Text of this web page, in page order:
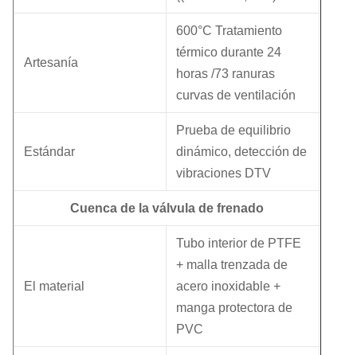
Artesanía
600°C Tratamiento
térmico durante 24
horas /73 ranuras
curvas de ventilación
Estándar
Prueba de equilibrio
dinámico, detección de
vibraciones DTV
Cuenca de la válvula de frenado
El material
Tubo interior de PTFE
+ malla trenzada de
acero inoxidable +
manga protectora de
PVC